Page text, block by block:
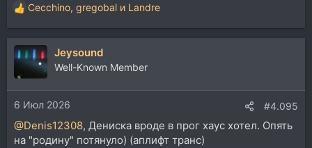
Р
е
а
к
ц
и
и
:
Cecchino, gregobal и Landre
Jeysound
Well-Known Member
6 Июл 2026 #4.095
@Denis12308, Дениска вроде в прог хаус хотел. Опять
на "родину" потянуло) (аплифт транс)